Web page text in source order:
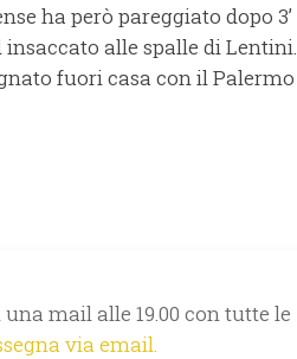
ha però pareggiato dopo 3’
alle spalle di Lentini.
fuori casa con il Palermo
mail alle 19.00 con tutte le
via email.